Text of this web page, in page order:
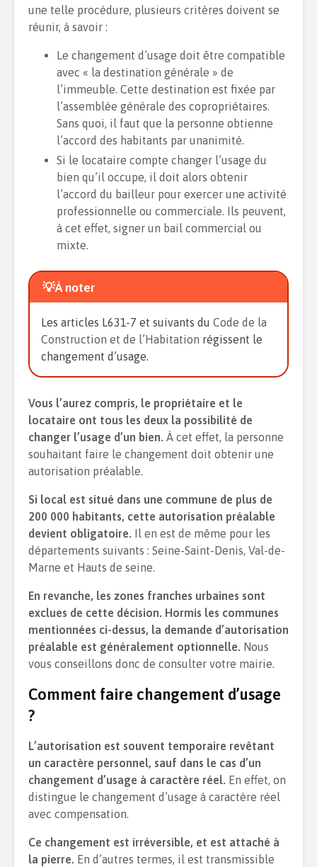
une telle procédure, plusieurs critères doivent se
réunir, à savoir :
Le changement d’usage doit être compatible
avec « la destination générale » de
l’immeuble. Cette destination est fixée par
l’assemblée générale des copropriétaires.
Sans quoi, il faut que la personne obtienne
l’accord des habitants par unanimité.
Si le locataire compte changer l’usage du
bien qu’il occupe, il doit alors obtenir
l’accord du bailleur pour exercer une activité
professionnelle ou commerciale. Ils peuvent,
à cet effet, signer un bail commercial ou
mixte.
💡À noter
Les articles L631-7 et suivants du Code de la
Construction et de l’Habitation régissent le
changement d’usage.
Vous l’aurez compris, le propriétaire et le
locataire ont tous les deux la possibilité de
changer l’usage d’un bien. À cet effet, la personne
souhaitant faire le changement doit obtenir une
autorisation préalable.
Si local est situé dans une commune de plus de
200 000 habitants, cette autorisation préalable
devient obligatoire.
Il en est de même pour les
départements suivants : Seine-Saint-Denis, Val-de-
Marne et Hauts de seine.
En revanche, les zones franches urbaines sont
exclues de cette décision. Hormis les communes
mentionnées ci-dessus, la demande d’autorisation
préalable est généralement optionnelle. Nous
vous conseillons donc de consulter votre mairie.
Comment faire changement d’usage
?
L’autorisation est souvent temporaire revêtant
un caractère personnel, sauf dans le cas d’un
changement d’usage à caractère réel. En effet, on
distingue le changement d’usage à caractère réel
avec compensation.
Ce changement est irréversible, et est attaché à
la pierre. En d’autres termes, il est transmissible